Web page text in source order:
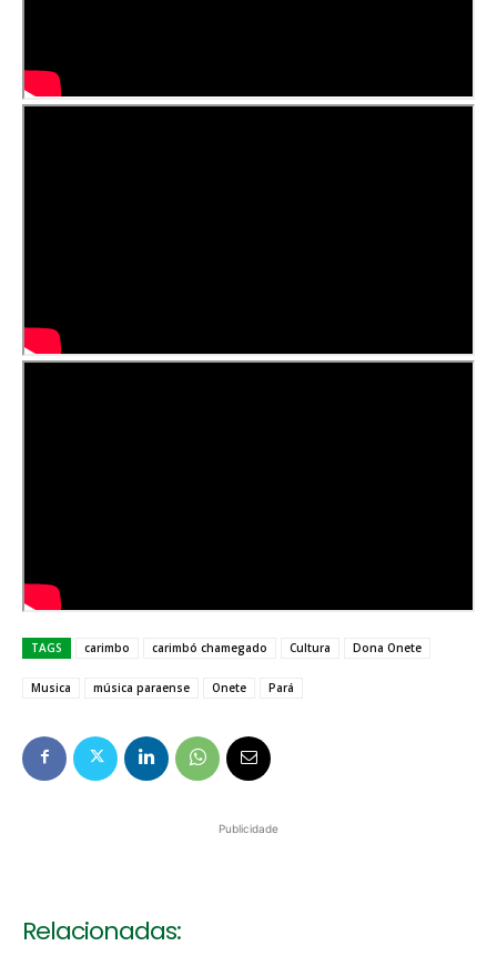
TAGS carimbo carimbó chamegado Cultura Dona Onete
Musica música paraense Onete Pará
Publicidade
Relacionadas: